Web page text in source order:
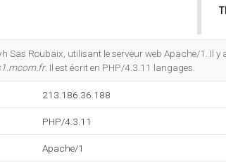
Sas Roubaix, utilisant le serveur web Apache/1. Il y
. Il est écrit en PHP/4.3.11 langages.
213.186.36.188
PHP/4.3.11
Apache/1